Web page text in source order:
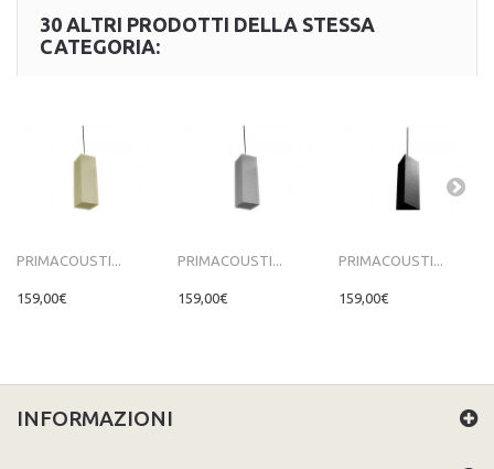
30 ALTRI PRODOTTI DELLA STESSA
CATEGORIA:
PRIMACOUSTI...
159,00€
PRIMACOUSTI...
159,00€
PRIMACOUSTI...
159,00€
INFORMAZIONI